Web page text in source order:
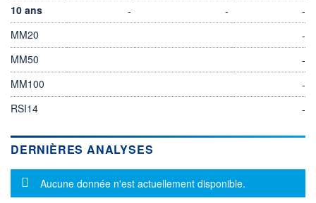
10 ans
- -
-
MM20
-
MM50
-
MM100
-
RSI14
-
DERNIÈRES ANALYSES
Message d'information
Aucune donnée n'est actuellement disponible.